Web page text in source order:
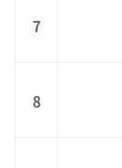
7
8